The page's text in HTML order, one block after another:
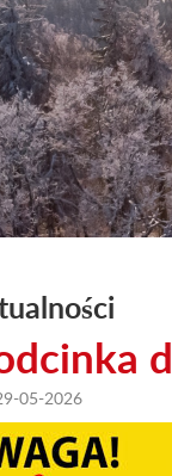
05-2026